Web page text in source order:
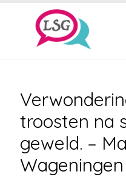
troosten na
geweld. –
Wageningen